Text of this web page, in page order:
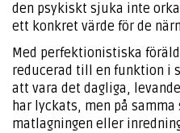
den psykiskt sjuka inte
ett konkret värde för de
Med perfektionistiska
reducerad till en funktion i
att vara det dagliga,
har lyckats, men på
matlagningen eller